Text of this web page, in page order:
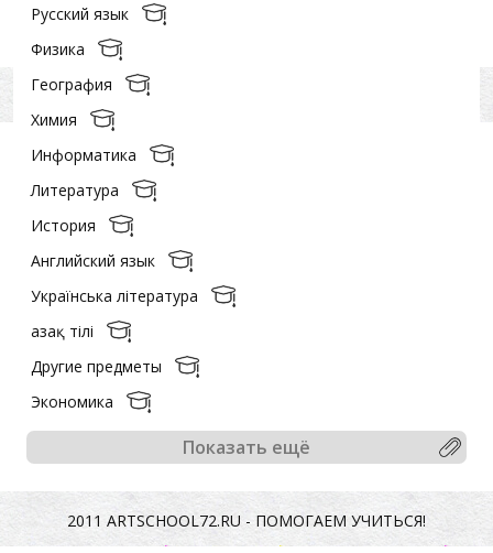
Русский язык
Физика
География
Химия
Информатика
Литература
История
Английский язык
Українська література
Қазақ тiлi
Другие предметы
Экономика
Показать ещё
2011 ARTSCHOOL72.RU - ПОМОГАЕМ УЧИТЬСЯ!